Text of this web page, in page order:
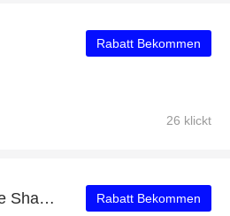
Rabatt Bekommen
26 klickt
Profitieren Sie von 20% Rabatt auf Bequeme Shapewear plus 20% Rabatt Rabatt Bekommen